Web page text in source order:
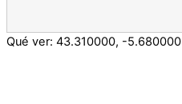
Qué ver: 43.310000, -5.680000